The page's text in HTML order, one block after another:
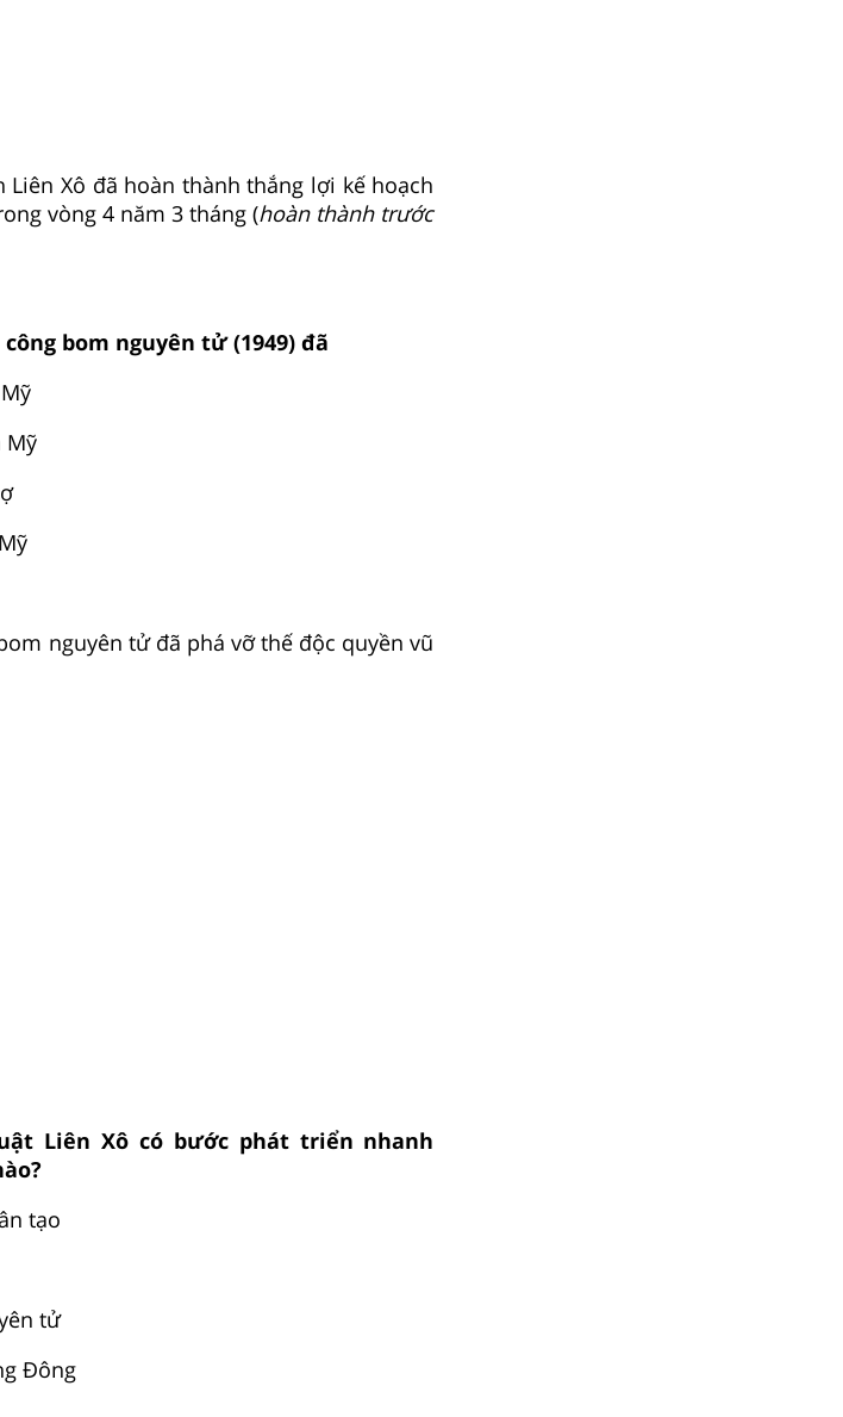
Xô đã hoàn thành thắng lợi kế hoạch
vòng 4 năm 3 tháng (hoàn thành trước
bom nguyên tử (1949) đã
Mỹ
nguyên tử đã phá vỡ thế độc quyền vũ
Liên Xô có bước phát triển nhanh
tạo
tử
Đông